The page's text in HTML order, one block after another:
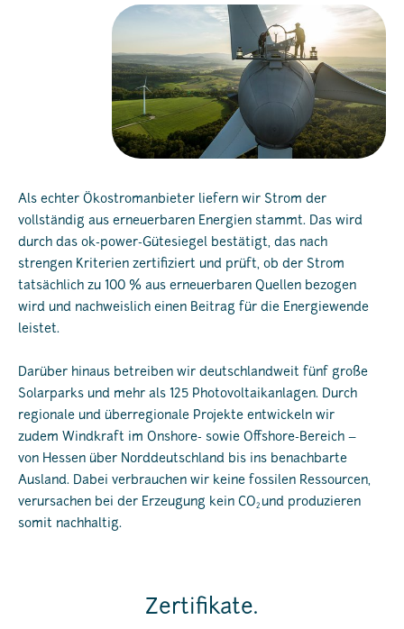
Als echter Ökostromanbieter liefern wir Strom der
vollständig aus erneuerbaren Energien stammt. Das wird
durch das ok-power-Gütesiegel bestätigt, das nach
strengen Kriterien zertifiziert und prüft, ob der Strom
tatsächlich zu 100 % aus erneuerbaren Quellen bezogen
wird und nachweislich einen Beitrag für die Energiewende
leistet.
Darüber hinaus betreiben wir deutschlandweit fünf große
Solarparks und mehr als 125 Photovoltaikanlagen. Durch
regionale und überregionale Projekte entwickeln wir
zudem Windkraft im Onshore- sowie Offshore-Bereich –
von Hessen über Norddeutschland bis ins benachbarte
Ausland. Dabei verbrauchen wir keine fossilen Ressourcen,
verursachen bei der Erzeugung kein CO2 und produzieren
somit nachhaltig.
Zertifikate.